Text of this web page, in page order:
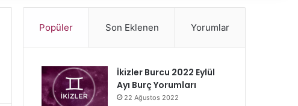
Popüler Son Eklenen Yorumlar
İkizler Burcu 2022 Eylül
Ayı Burç Yorumları
22 Ağustos 2022